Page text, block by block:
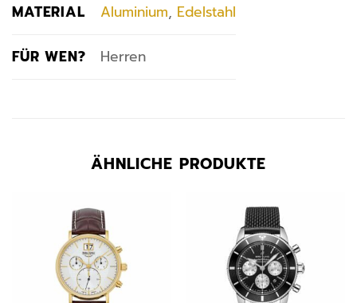
MATERIAL Aluminium, Edelstahl
FÜR WEN? Herren
ÄHNLICHE PRODUKTE